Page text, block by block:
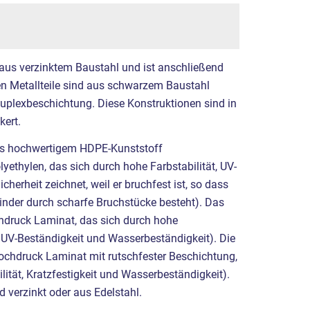
verzinktem Baustahl und ist anschließend
Metallteile sind aus schwarzem Baustahl
Diese Konstruktionen sind in
hochwertigem HDPE-Kunststoff
das sich durch hohe Farbstabilität, UV-
zeichnet, weil er bruchfest ist, so dass
durch scharfe Bruchstücke besteht). Das
Laminat, das sich durch hohe
Beständigkeit und Wasserbeständigkeit). Die
Laminat mit rutschfester Beschichtung,
Kratzfestigkeit und Wasserbeständigkeit).
verzinkt oder aus Edelstahl.